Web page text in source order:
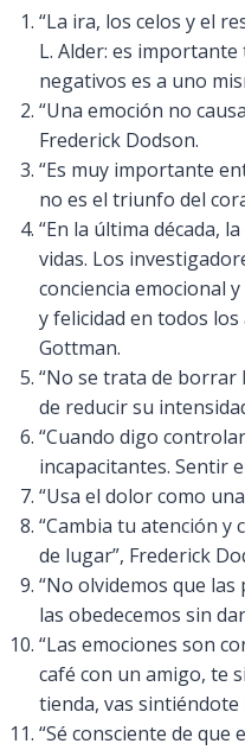
“La ira, los celos y el
L. Alder: es
negativos es a uno
“Una emoción no
Frederick Dodson.
“Es muy importante
no es el triunfo del
“En la última década,
vidas. Los
conciencia emocional
y felicidad en todos
Gottman.
“No se trata de borrar
de reducir su
“Cuando digo
incapacitantes. Sentir
“Usa el dolor como
“Cambia tu atención y
de lugar”, Frederick
“No olvidemos que
las obedecemos sin
“Las emociones son
café con un amigo, te
tienda, vas sintiéndote
“Sé consciente de